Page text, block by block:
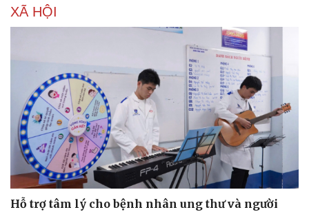
Văn hóa
Sân khấu - Điện ảnh
Văn học
Âm nhạc
Di sản
Giải trí
Nghệ
Thời
XÃ HỘI
Hỗ trợ tâm lý cho bệnh nhân ung thư và người